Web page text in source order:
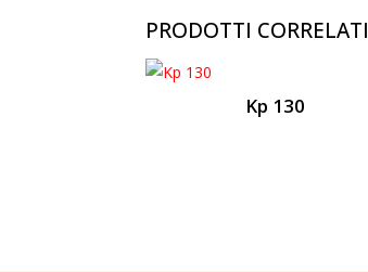
PRODOTTI CORRELATI
Kp 130